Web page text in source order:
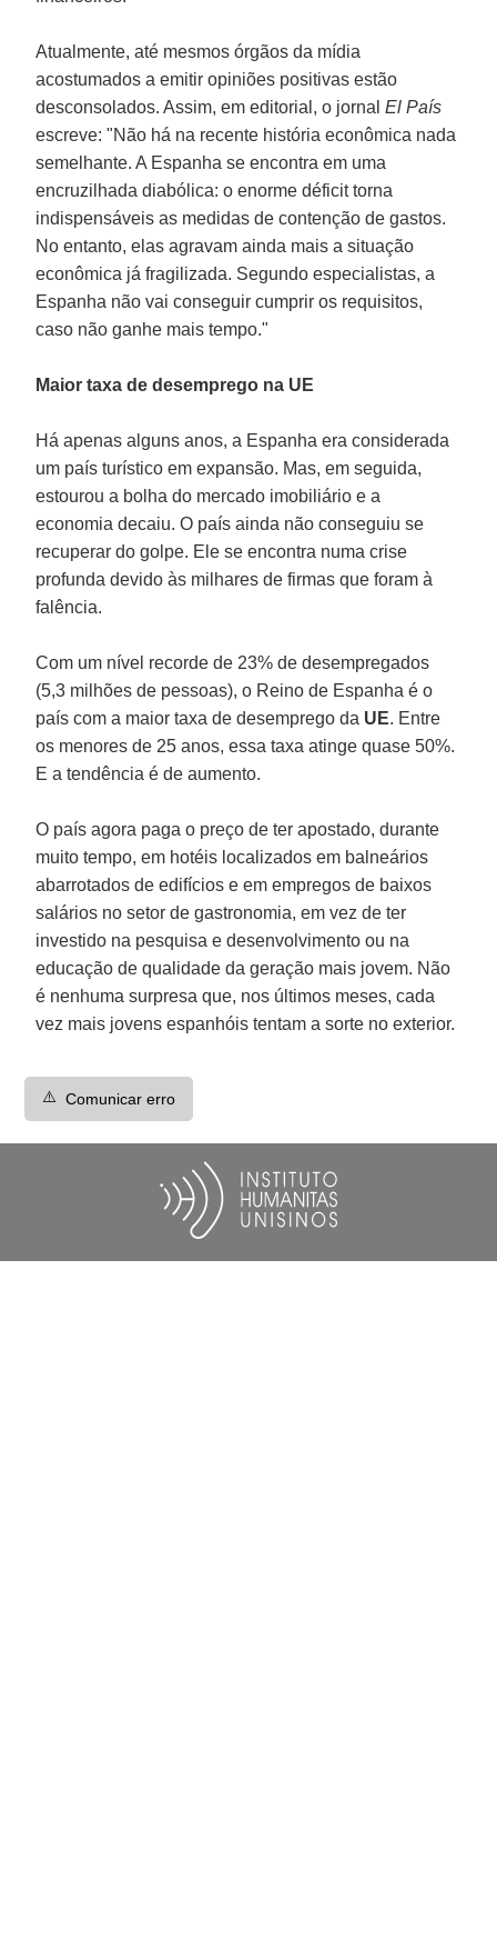
Atualmente, até mesmos órgãos da mídia
acostumados a emitir opiniões positivas estão
desconsolados. Assim, em editorial, o jornalEl País
escreve: "Não há na recente história econômica nada
semelhante. A Espanha se encontra em uma
encruzilhada diabólica: o enorme déficit torna
indispensáveis as medidas de contenção de gastos.
No entanto, elas agravam ainda mais a situação
econômica já fragilizada. Segundo especialistas, a
Espanha não vai conseguir cumprir os requisitos,
caso não ganhe mais tempo."
Maior taxa de desemprego na UE
Há apenas alguns anos, a Espanha era considerada
um país turístico em expansão. Mas, em seguida,
estourou a bolha do mercado imobiliário e a
economia decaiu. O país ainda não conseguiu se
recuperar do golpe. Ele se encontra numa crise
profunda devido às milhares de firmas que foram à
falência.
Com um nível recorde de 23% de desempregados
(5,3 milhões de pessoas), o Reino de Espanha é o
país com a maior taxa de desemprego da UE. Entre
os menores de 25 anos, essa taxa atinge quase 50%.
E a tendência é de aumento.
O país agora paga o preço de ter apostado, durante
muito tempo, em hotéis localizados em balneários
abarrotados de edifícios e em empregos de baixos
salários no setor de gastronomia, em vez de ter
investido na pesquisa e desenvolvimento ou na
educação de qualidade da geração mais jovem. Não
é nenhuma surpresa que, nos últimos meses, cada
vez mais jovens espanhóis tentam a sorte no exterior.
⚠️ Comunicar erro